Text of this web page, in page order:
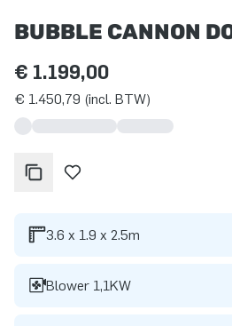
BUBBLE CANNON
€ 1.199,00
€ 1.450,79 (incl. BTW)
3.6 x 1.9 x 2.5m
Blower 1,1KW